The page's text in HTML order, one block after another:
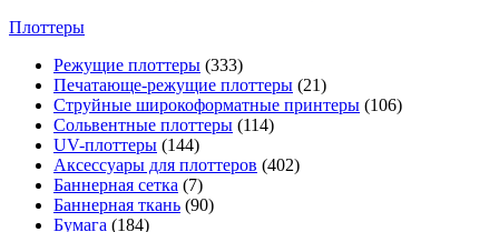
Плоттеры
Режущие плоттеры (333)
Печатающе-режущие плоттеры (21)
Струйные широкоформатные принтеры (106)
Сольвентные плоттеры (114)
UV-плоттеры (144)
Аксессуары для плоттеров (402)
Баннерная сетка (7)
Баннерная ткань (90)
Бумага (184)